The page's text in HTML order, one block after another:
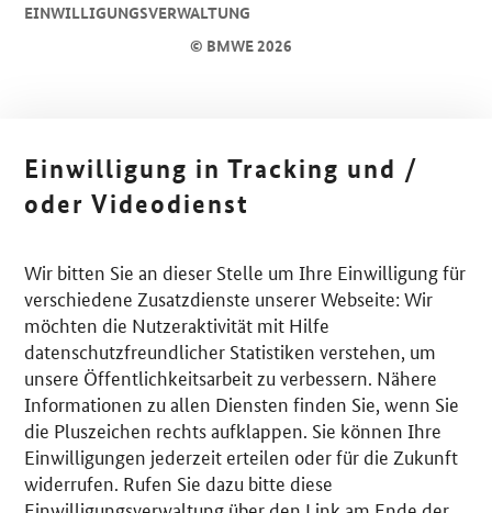
© BMWE 2026
EINWILLIGUNGSVERWALTUNG
Einwilligung in Tracking und /
oder Videodienst
Wir bitten Sie an dieser Stelle um Ihre Einwilligung für
verschiedene Zusatzdienste unserer Webseite: Wir
möchten die Nutzeraktivität mit Hilfe
datenschutzfreundlicher Statistiken verstehen, um
unsere Öffentlichkeitsarbeit zu verbessern. Nähere
Informationen zu allen Diensten finden Sie, wenn Sie
die Pluszeichen rechts aufklappen. Sie können Ihre
Einwilligungen jederzeit erteilen oder für die Zukunft
widerrufen. Rufen Sie dazu bitte diese